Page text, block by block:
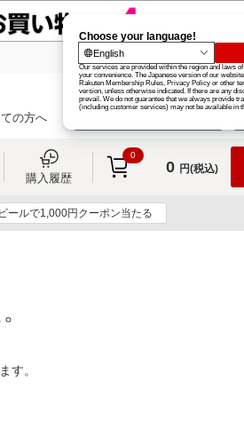
楽天グループ
の方へ
購入履歴
0
0 円(税込)
ールで1,000円クーポン当たる
す。